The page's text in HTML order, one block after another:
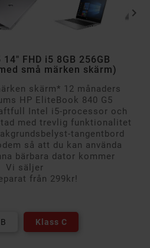

FHD i5 8GB 256GB
små märken skärm)
skärm* 12 månaders
HP EliteBook 840 G5
Intel i5-processor och
med trevlig funktionalitet
tangentbord
så att du kan använda
bärbara dator kommer
Vi säljer
från 299kr!
Klass C